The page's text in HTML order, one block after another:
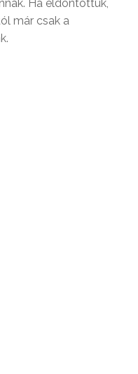
Ha eldöntöttük,
már csak a